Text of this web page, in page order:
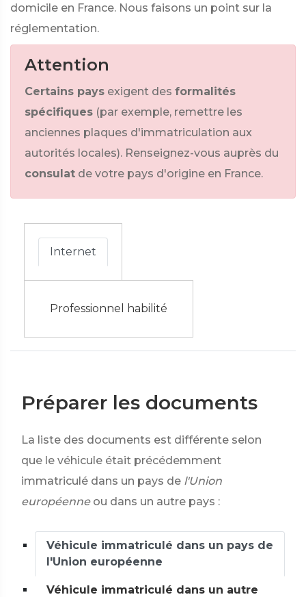
domicile en France. Nous faisons un point sur la
réglementation.
Attention
Certains pays exigent des formalités
spécifiques (par exemple, remettre les
anciennes plaques d'immatriculation aux
autorités locales). Renseignez-vous auprès du
consulat de votre pays d'origine en France.
Internet
Professionnel habilité
Préparer les documents
La liste des documents est différente selon
que le véhicule était précédemment
immatriculé dans un pays de l'Union
européenne ou dans un autre pays :
Véhicule immatriculé dans un pays de
l'Union européenne
Véhicule immatriculé dans un autre